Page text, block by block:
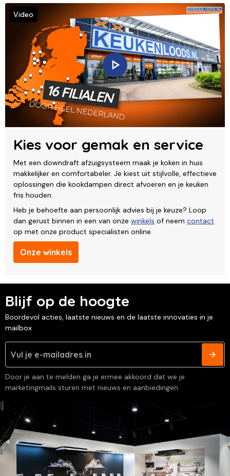
Kies voor gemak en service
Met een downdraft afzuigsysteem maak je koken in huis
makkelijker en comfortabeler. Je kiest uit stijlvolle, effectieve
oplossingen die kookdampen direct afvoeren en je keuken
fris houden.
Heb je behoefte aan persoonlijk advies bij je keuze? Loop
dan gerust binnen in een van onze winkels of neem contact
op met onze product specialisten online.
Onze winkels
Video
Blijf op de hoogte
Boordevol acties, laatste nieuws en de laatste innovaties in je
mailbox
Door je aan te melden ga je ermee akkoord dat we je
marketingmails sturen met nieuws en aanbiedingen.